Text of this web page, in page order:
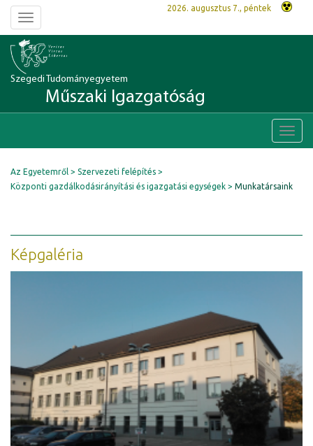
Toggle
navigation
2026. augusztus 7., péntek
Szegedi Tudományegyetem
Műszaki Igazgatóság
Az Egyetemről
Szervezeti felépítés
Központi gazdálkodásirányítási és igazgatási egységek
Munkatársaink
Képgaléria